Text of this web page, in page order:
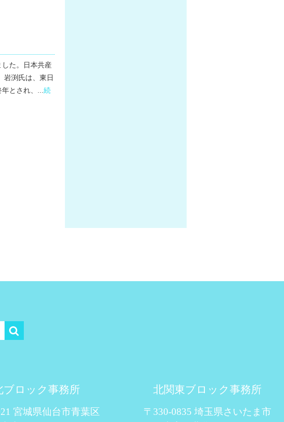
た。日本共産
渕氏は、東日
とされ、... 続
ブロック事務所
宮城県仙台市青葉区
北関東ブロック事務所
〒330-0835 埼玉県さいたま市